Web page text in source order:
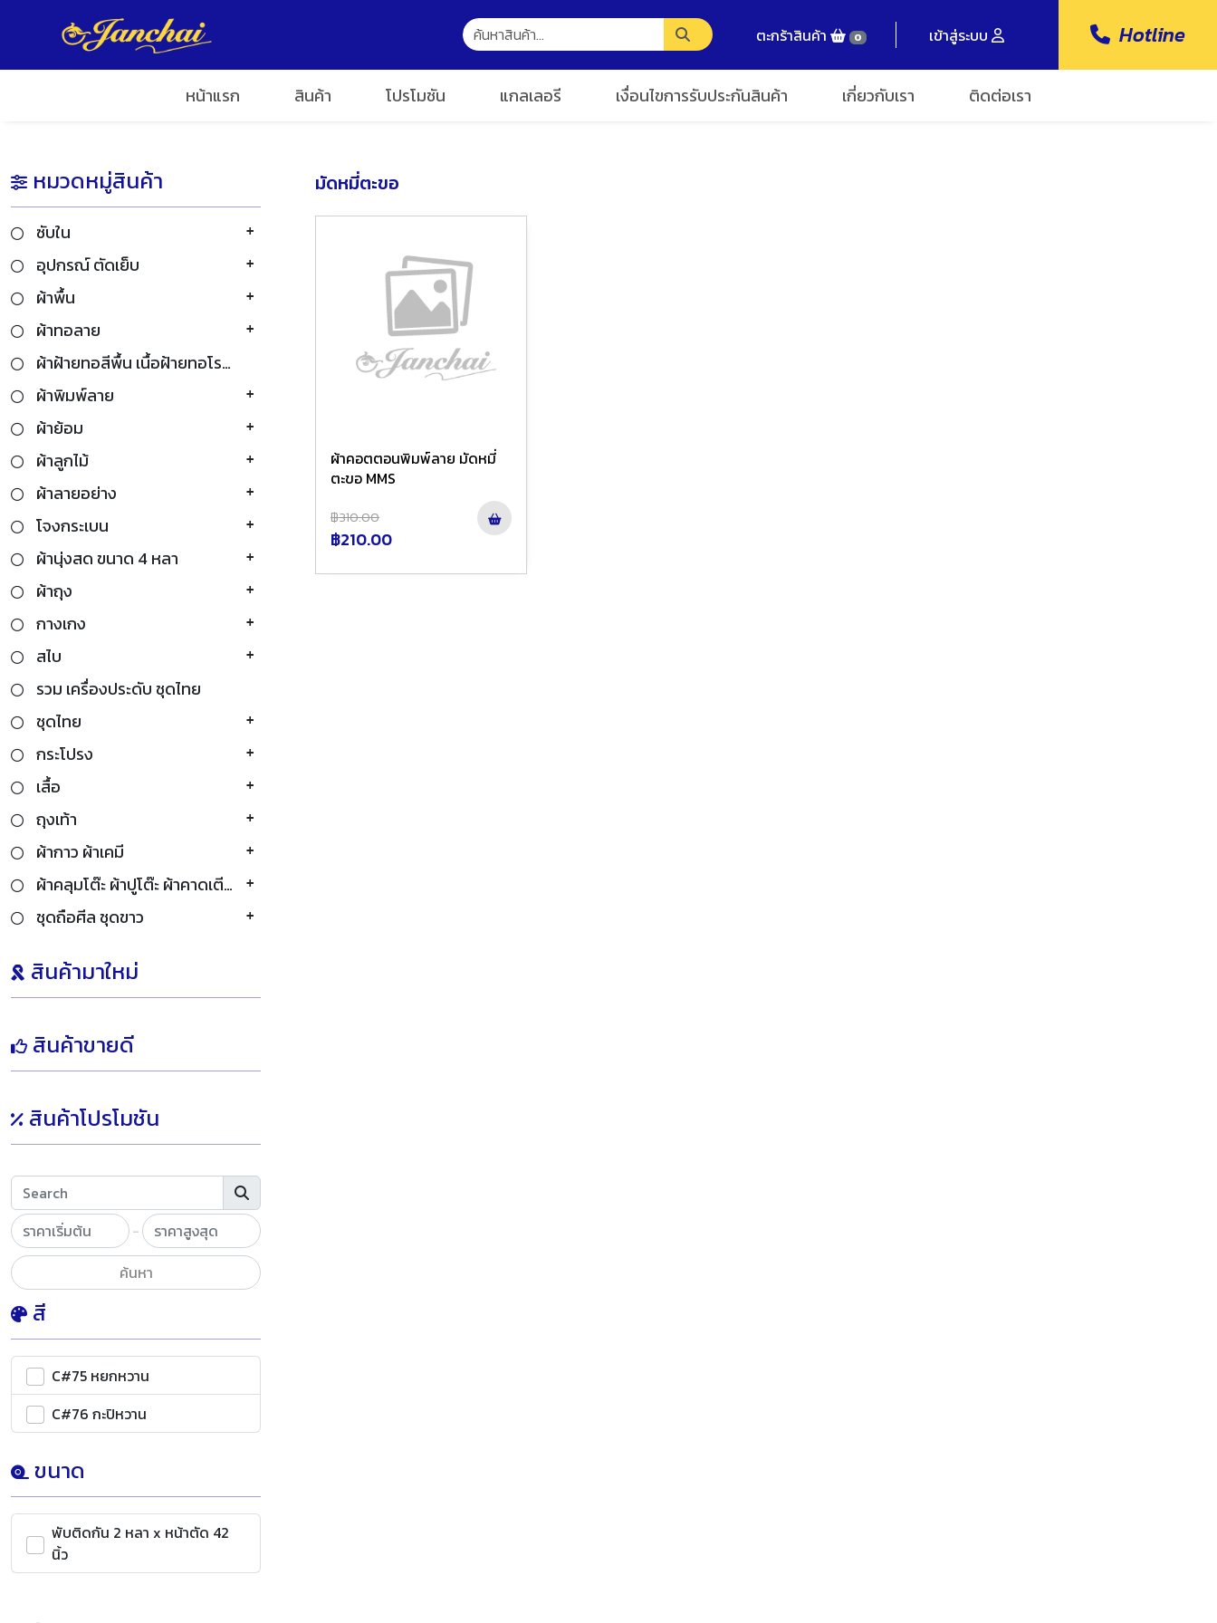
ตะกร้าสินค้า 0 เข้าสู่ระบบ Hotline
หน้าแรก สินค้า โปรโมชัน แกลเลอรี เงื่อนไขการรับประกันสินค้า เกี่ยวกับเรา ติดต่อเรา
หมวดหมู่สินค้า
ซับใน
อุปกรณ์ ตัดเย็บ
ผ้าพื้น
ผ้าทอลาย
ผ้าฝ้ายทอสีพื้น เนื้อฝ้ายทอโรงงาน
ผ้าพิมพ์ลาย
ผ้าย้อม
ผ้าลูกไม้
ผ้าลายอย่าง
โจงกระเบน
ผ้านุ่งสด ขนาด 4 หลา
ผ้าถุง
กางเกง
สไบ
รวม เครื่องประดับ ชุดไทย
ชุดไทย
กระโปรง
เสื้อ
ถุงเท้า
ผ้ากาว ผ้าเคมี
ผ้าคลุมโต๊ะ ผ้าปูโต๊ะ ผ้าคาดเตียง
ชุดถือศีล ชุดขาว
สินค้ามาใหม่
สินค้าขายดี
สินค้าโปรโมชัน
-
ค้นหา
สี
C#75 หยกหวาน
C#76 กะปิหวาน
ขนาด
พับติดกัน 2 หลา x หน้าตัด 42
นิ้ว
มัดหมี่ตะขอ
ผ้าคอตตอนพิมพ์ลาย มัดหมี่
ตะขอ MMS
฿310.00
฿210.00